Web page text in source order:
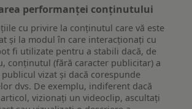
performanței conținutului
cu privire la conținutul care vă este
și la modul în care interacționați cu
fi utilizate pentru a stabili dacă, de
conținutul (fără caracter publicitar) a
vizat și dacă corespunde
dvs. De exemplu, indiferent dacă
vizionați un videoclip, ascultați